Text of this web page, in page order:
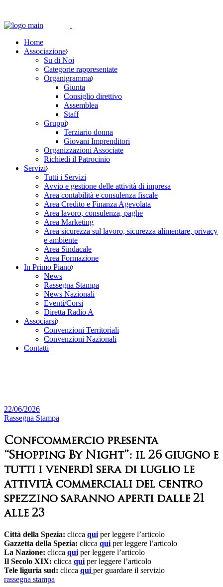
Home
Associazione
Su di Noi
Categorie rappresentate
Organigramma
Giunta
Consiglio direttivo
Assemblea
Staff
Gruppi
Terziario donna
Giovani Imprenditori
Organizzazioni Associate
Richiedi il Patrocinio
Servizi
Tutti i Servizi
Avvio e gestione delle attività di impresa
Area contabilità e consulenza fiscale
Area Credito e Finanza Agevolata
Area lavoro, consulenza, paghe
Area Marketing
Area sicurezza sul lavoro, sicurezza alimentare, privacy
e ambiente
Area Sindacale
Area Formazione
In Primo Piano
News
Rassegna Stampa
News Nazionali
Eventi/Corsi
Diretta Radio A
Associarsi
Convenzioni Territoriali
Convenzioni Nazionali
Contatti
22/06/2026
Rassegna Stampa
Confcommercio presenta
“Shopping By Night”: il 26 giugno e
tutti i venerdì sera di luglio le
attività commerciali del centro
spezzino saranno aperti dalle 21
alle 23
Città della Spezia: clicca qui per leggere l’articolo
Gazzetta della Spezia: clicca qui per leggere l’articolo
La Nazione: clicca qui per leggere l’articolo
Il Secolo XIX: clicca qui per leggere l’articolo
Tele liguria sud: clicca quiper guardare il servizio
rassegna stampa